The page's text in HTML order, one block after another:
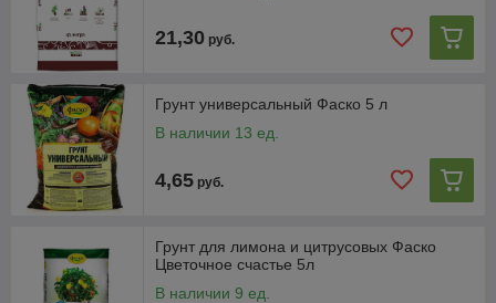
21,30 руб.
Грунт универсальный Фаско 5 л
В наличии 13 ед.
4,65 руб.
Грунт для лимона и цитрусовых Фаско
Цветочное счастье 5л
В наличии 9 ед.